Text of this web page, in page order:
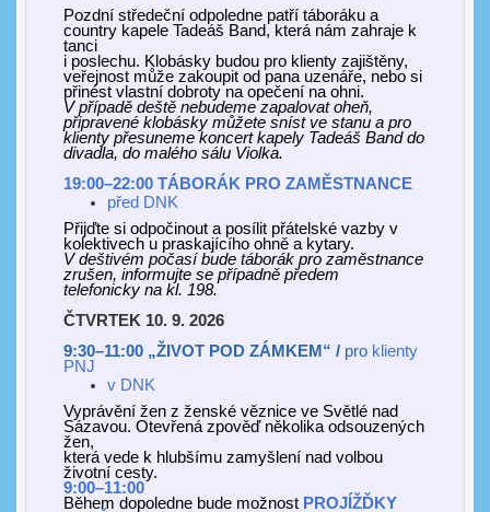
Pozdní středeční odpoledne patří táboráku a
country kapele Tadeáš Band, která nám zahraje k
tanci
i poslechu. Klobásky budou pro klienty zajištěny,
veřejnost může zakoupit od pana uzenáře, nebo si
přinést vlastní dobroty na opečení na ohni.
V případě deště nebudeme zapalovat oheň,
připravené klobásky můžete sníst ve stanu a pro
klienty přesuneme koncert kapely Tadeáš Band do
divadla, do malého sálu Violka.
19:00–22:00 TÁBORÁK PRO ZAMĚSTNANCE
před DNK
Přijďte si odpočinout a posílit přátelské vazby v
kolektivech u praskajícího ohně a kytary.
Vdeštivém počasíbude táborák pro zaměstnance
zrušen, informujte se případně předem
telefonicky na kl. 198.
ČTVRTEK 10. 9. 2026
9:30–11:00 „ŽIVOT POD ZÁMKEM“ / pro klienty
PNJ
v DNK
Vyprávění žen z ženské věznice ve Světlé nad
Sázavou. Otevřená zpověď několika odsouzených
žen,
která vede k hlubšímu zamyšlení nad volbou
životní cesty.
9:00–11:00
Během dopoledne bude možnost PROJÍŽĎKY